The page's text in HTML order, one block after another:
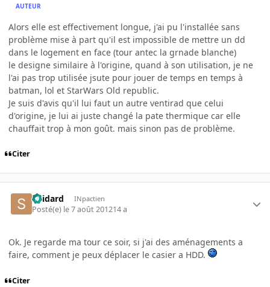
AUTEUR
Alors elle est effectivement longue, j'ai pu l'installée sans
problème mise à part qu'il est impossible de mettre un dd
dans le logement en face (tour antec la grnade blanche)
le designe similaire à l'origine, quand à son utilisation, je ne
l'ai pas trop utilisée jsute pour jouer de temps en temps à
batman, lol et StarWars Old republic.
Je suis d'avis qu'il lui faut un autre ventirad que celui
d'origine, je lui ai juste changé la pate thermique car elle
chauffait trop à mon goût. mais sinon pas de problème.
Citer
Spidard INpactien
Posté(e) le 7 août 201214 a
Ok. Je regarde ma tour ce soir, si j'ai des aménagements a
faire, comment je peux déplacer le casier a HDD.
Citer